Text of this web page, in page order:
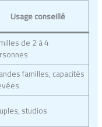
Usage conseillé
de 2 à 4
familles, capacités
studios